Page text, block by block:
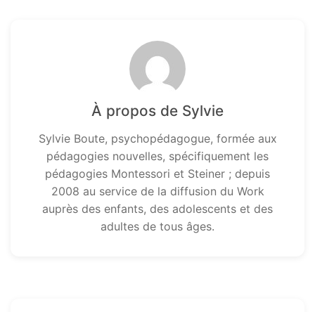
À propos de Sylvie
Sylvie Boute, psychopédagogue, formée aux
pédagogies nouvelles, spécifiquement les
pédagogies Montessori et Steiner ; depuis
2008 au service de la diffusion du Work
auprès des enfants, des adolescents et des
adultes de tous âges.